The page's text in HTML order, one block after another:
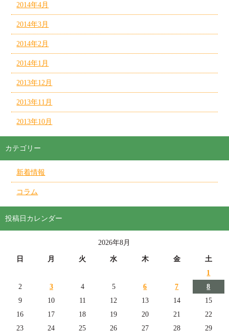
2014年4月
2014年3月
2014年2月
2014年1月
2013年12月
2013年11月
2013年10月
カテゴリー
新着情報
コラム
投稿日カレンダー
2026年8月
日 月 火 水 木 金
土
1
2
3 4 5 6 7
8
9
10 11 12 13 14
15
16
17 18 19 20 21
22
23
24 25 26 27 28 29